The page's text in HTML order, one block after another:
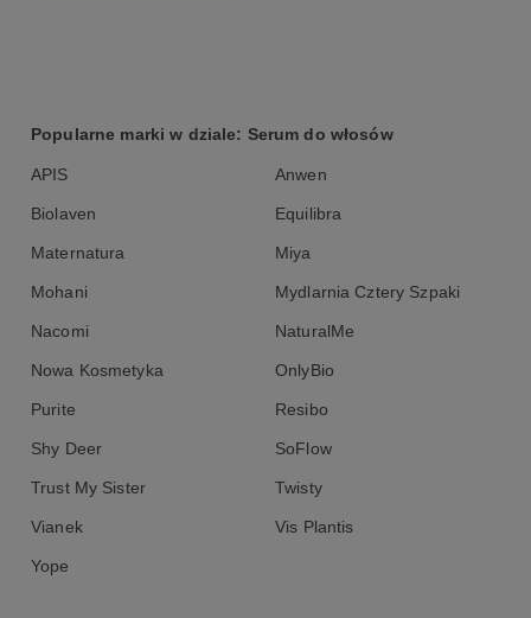
Popularne marki w dziale: Serum do włosów
APIS Anwen
Biolaven Equilibra
Maternatura Miya
Mohani Mydlarnia Cztery Szpaki
Nacomi NaturalMe
Nowa Kosmetyka OnlyBio
Purite Resibo
Shy Deer SoFlow
Trust My Sister Twisty
Vianek Vis Plantis
Yope